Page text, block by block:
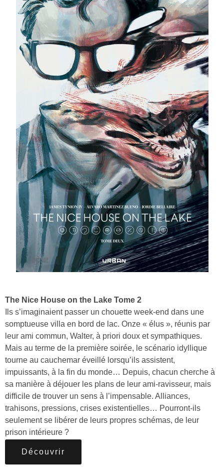
The Nice House on the Lake Tome 2
Ils s’imaginaient passer un chouette week-end dans une
somptueuse villa en bord de lac. Onze « élus », réunis par
leur ami commun, Walter, à priori doux et sympathiques.
Mais au terme de la première soirée, le scénario idyllique
tourne au cauchemar éveillé lorsqu’ils assistent,
impuissants, à la fin du monde… Depuis, chacun cherche à
sa manière à déjouer les plans de leur ami-ravisseur, mais
difficile de trouver un sens à l’impensable. Alliances,
trahisons, pressions, crises existentielles… Pourront-ils
seulement se libérer de leurs propres schémas, de leur
prison intérieure ?
Découvrir